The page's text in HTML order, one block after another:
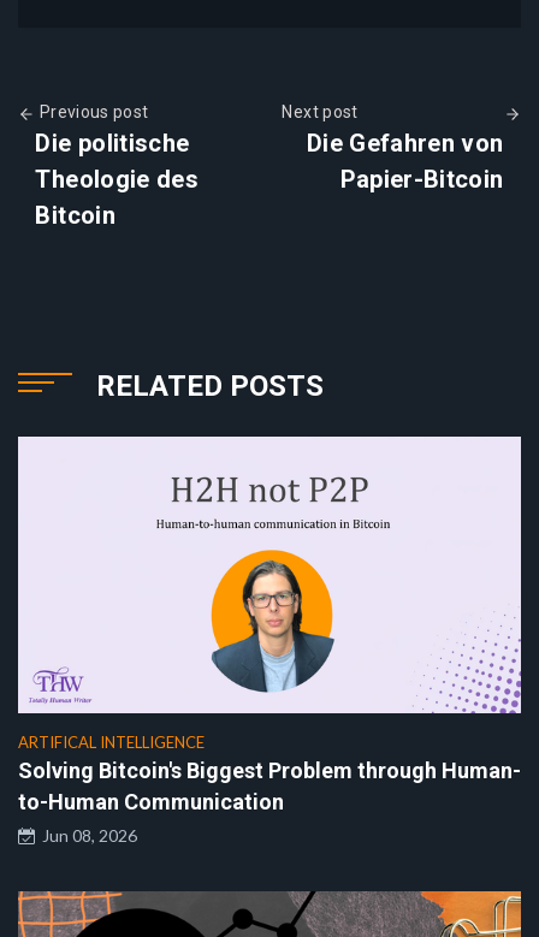
Previous post
Die politische
Theologie des
Bitcoin
Next post
Die Gefahren von
Papier-Bitcoin
RELATED POSTS
ARTIFICAL INTELLIGENCE
Solving Bitcoin's Biggest Problem through Human-
to-Human Communication
Jun 08, 2026